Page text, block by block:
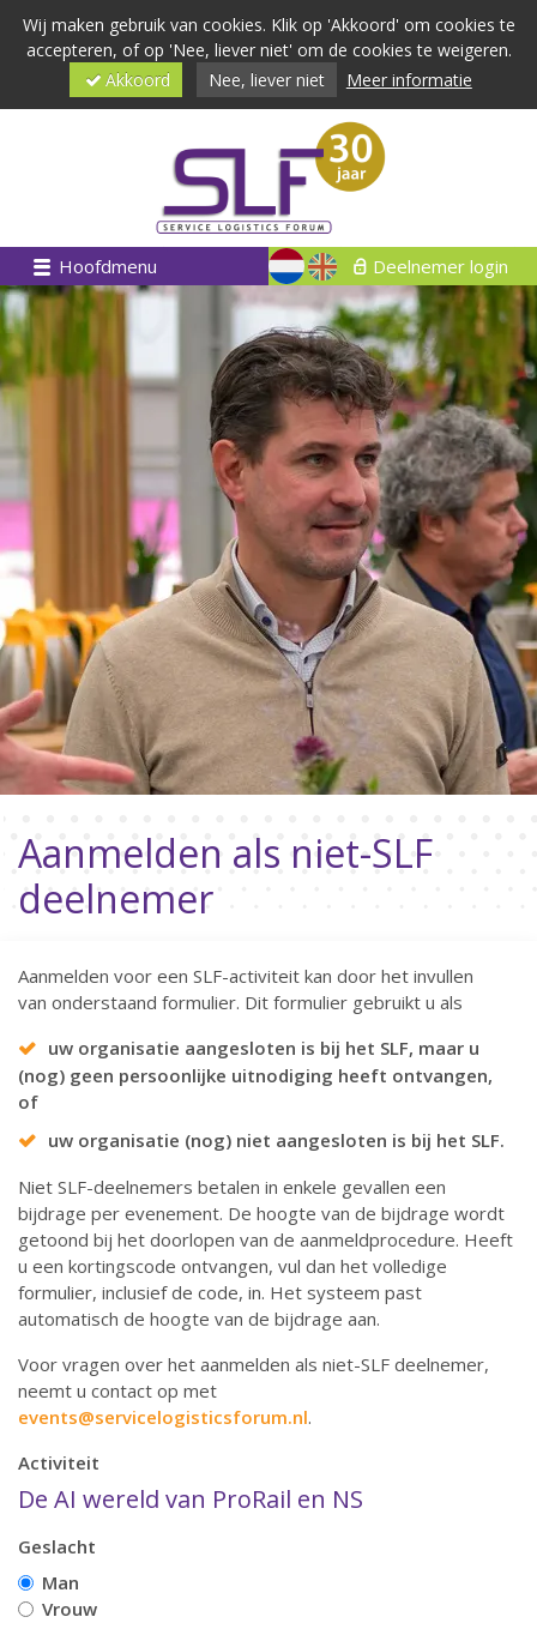
Wij maken gebruik van cookies. Klik op 'Akkoord' om cookies te
accepteren, of op 'Nee, liever niet' om de cookies te weigeren.
Akkoord
Nee, liever niet Meer informatie
Hoofdmenu Deelnemer login
Aanmelden als niet-SLF
deelnemer
Aanmelden voor een SLF-activiteit kan door het invullen
van onderstaand formulier. Dit formulier gebruikt u als
uw organisatie aangesloten is bij het SLF, maar u
(nog) geen persoonlijke uitnodiging heeft ontvangen,
of
uw organisatie (nog) niet aangesloten is bij het SLF.
Niet SLF-deelnemers betalen in enkele gevallen een
bijdrage per evenement. De hoogte van de bijdrage wordt
getoond bij het doorlopen van de aanmeldprocedure. Heeft
u een kortingscode ontvangen, vul dan het volledige
formulier, inclusief de code, in. Het systeem past
automatisch de hoogte van de bijdrage aan.
Voor vragen over het aanmelden als niet-SLF deelnemer,
neemt u contact op met
events@servicelogisticsforum.nl.
Activiteit
De AI wereld van ProRail en NS
Geslacht
Man
Vrouw